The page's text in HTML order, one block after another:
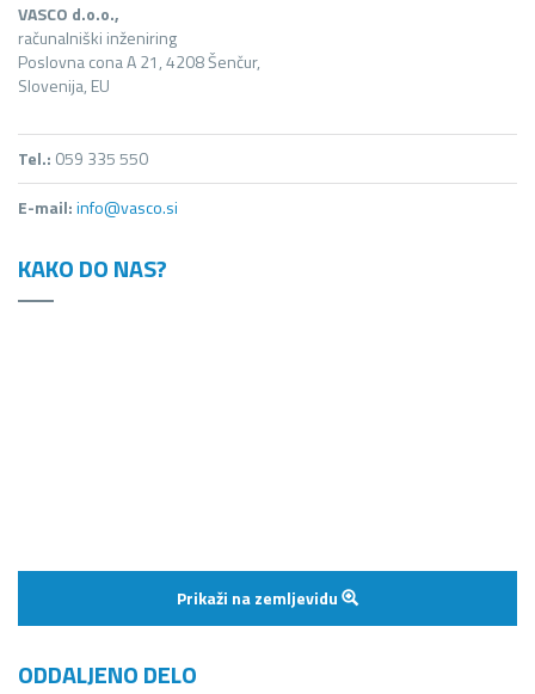
VASCO d.o.o.,
računalniški inženiring
Poslovna cona A 21, 4208 Šenčur,
Slovenija, EU
Tel.: 059 335 550
E-mail:info@vasco.si
KAKO DO NAS?
Prikaži na zemljevidu
ODDALJENO DELO